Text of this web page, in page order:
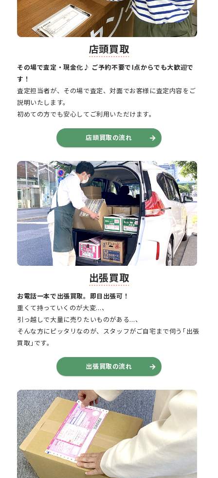
店頭買取
その場で査定・現金化♪ ご予約不要で1点からでも大歓迎で
す！
査定担当者が、その場で査定、対面でお客様に査定内容をご
説明いたします。
初めての方でも安心してご利用いただけます。
店頭買取の流れ
出張買取
お電話一本で出張買取。即日出張可！
重くて持っていくのが大変…、
引っ越しで大量に売りたいものがある…、
そんな方にピッタリなのが、スタッフがご自宅まで伺う｢出張
買取｣です。
出張買取の流れ